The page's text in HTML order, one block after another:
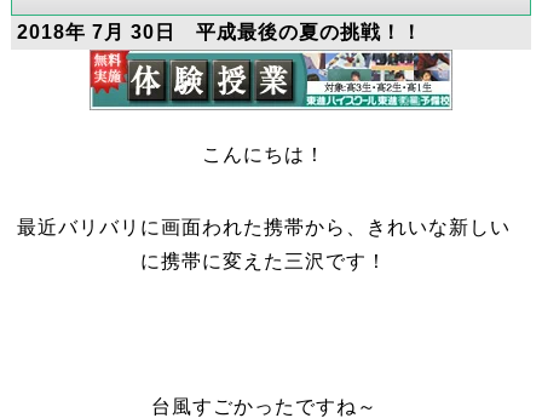
2018年 7月 30日 平成最後の夏の挑戦！！
こんにちは！
最近バリバリに画面われた携帯から、きれいな新しい
に携帯に変えた三沢です！
台風すごかったですね～